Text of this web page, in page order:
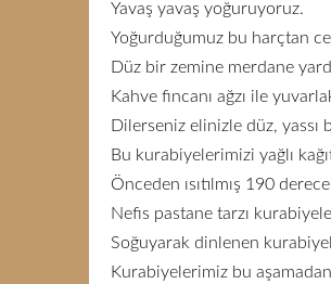
Yavaş yavaş yoğuruyoruz.
Yoğurduğumuz bu harçtan
Düz bir zemine merdane
Kahve fincanı ağzı ile
Dilerseniz elinizle düz,
Bu kurabiyelerimizi yağlı
Önceden ısıtılmış 190
Nefis pastane tarzı
Soğuyarak dinlenen
Kurabiyelerimiz bu